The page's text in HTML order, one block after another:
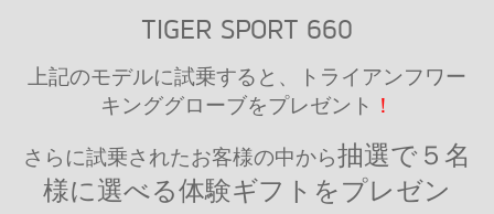
TIGER SPORT 660
上記のモデルに試乗すると、トライアンフワー
キンググローブをプレゼント ！
さらに試乗されたお客様の中から抽選で５名
様に選べる体験ギフトをプレゼン